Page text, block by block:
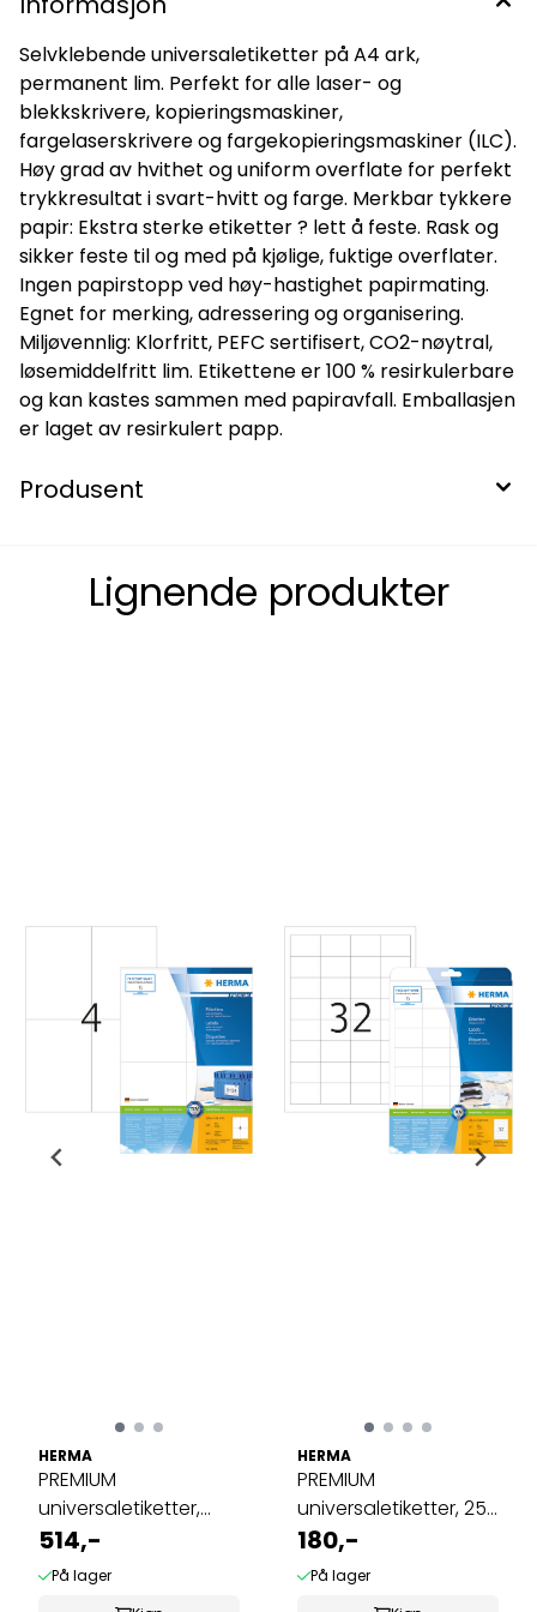
Selvklebende universaletiketter på A4 ark,
permanent lim. Perfekt for alle laser- og
blekkskrivere, kopieringsmaskiner,
fargelaserskrivere og fargekopieringsmaskiner (ILC).
Høy grad av hvithet og uniform overflate for perfekt
trykkresultat i svart-hvitt og farge. Merkbar tykkere
papir: Ekstra sterke etiketter ? lett å feste. Rask og
sikker feste til og med på kjølige, fuktige overflater.
Ingen papirstopp ved høy-hastighet papirmating.
Egnet for merking, adressering og organisering.
Miljøvennlig: Klorfritt, PEFC sertifisert, CO2-nøytral,
løsemiddelfritt lim. Etikettene er 100 % resirkulerbare
og kan kastes sammen med papiravfall. Emballasjen
er laget av resirkulert papp.
Produsent
Lignende produkter
HERMA
PREMIUM
universaletiketter,
papir,100 ark 105x148 ...
514,-
På lager
HERMA
PREMIUM
universaletiketter, 25
ark 48.3x33.8 (800 ...
180,-
På lager